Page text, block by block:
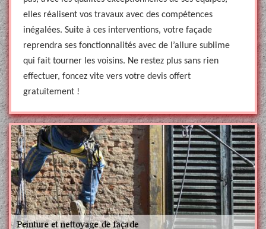
elles réalisent vos travaux avec des compétences
inégalées. Suite à ces interventions, votre façade
reprendra ses fonctionnalités avec de l’allure sublime
qui fait tourner les voisins. Ne restez plus sans rien
effectuer, foncez vite vers votre devis offert
gratuitement !